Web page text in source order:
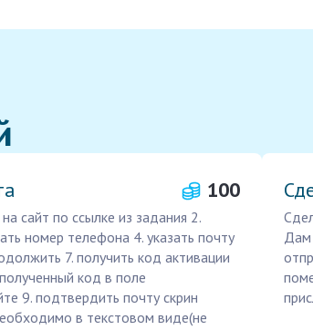
100
сайт по ссылке из задания 2.
номер телефона 4. указать почту
7. получить код активации
код в поле
9. подтвердить почту скрин
в текстовом виде(не
Дам